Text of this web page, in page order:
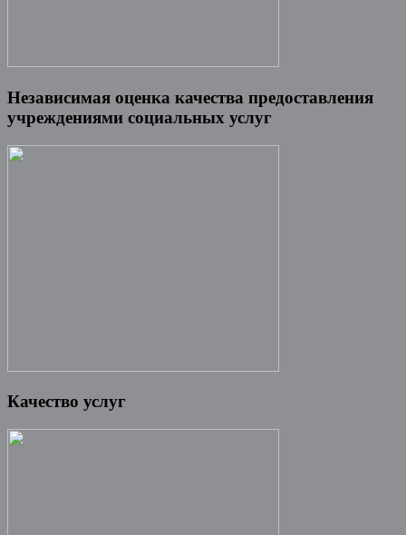
Независимая оценка качества предоставления
учреждениями социальных услуг
Качество услуг